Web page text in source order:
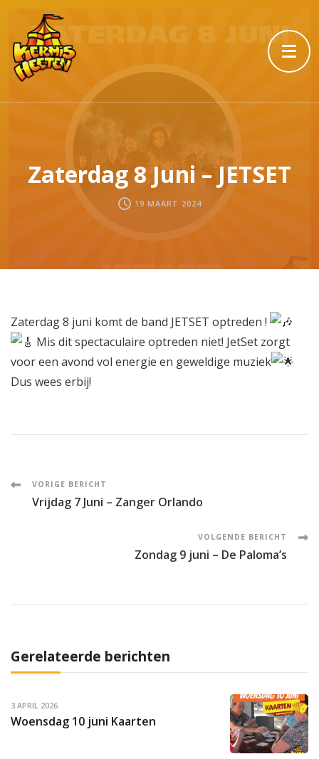
Zaterdag 8 Juni – JETSET
19 MAART 2024
Zaterdag8 juni komt de band JETSET optreden !
Mis dit spectaculaire optreden niet! JetSet zorgt
voor een avond vol energie en geweldige muziek
Dus wees erbij!
Post
VORIGE BERICHT
Vrijdag 7 Juni – Zanger Orlando
VOLGENDE BERICHT
Zondag 9 juni – De Paloma’s
Gerelateerde berichten
3 APRIL 2026
Woensdag 10 juni Kaarten